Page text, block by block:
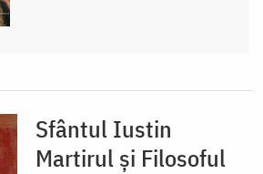
Sfântul Iustin
Martirul și Filosoful